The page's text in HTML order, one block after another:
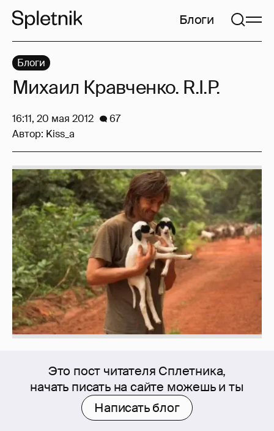
Блоги
Это пост читателя Сплетника,
начать писать на сайте можешь и ты
Написать блог
Блоги
Михаил Кравченко. R.I.P.
16:11, 20 мая 2012
67
Автор: Kiss_a